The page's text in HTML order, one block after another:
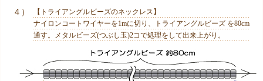
４）
【トライアングルビーズのネックレス】
ナイロンコートワイヤーを1mに切り、トライアングルビーズ を80cm
通す。メタルビーズ(つぶし玉)2コで処理をして出来上がり。